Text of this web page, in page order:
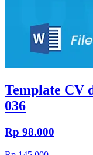
Template CV
036
Rp 98.000